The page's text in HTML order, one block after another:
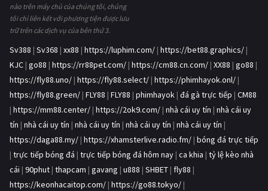
nào trên máy chủ của chúng tôi, chúng
tôi chỉ liên kết với phương tiện được lưu
trữ trên các dịch vụ của bên thứ 3.
Sv388 | Sv368 | xx88 | https://luphim.com/ | https://bet88.graphics/ |
KJC | go88 | https://rr88pet.com/ | https://cm88.cn.com/ | XX88 | go88 |
https://fly88.uno/ | https://fly88.select/ | https://phimhayok.onl/ |
https://fly88.green/ | FLY88 | FLY88 | phimhayok | đá gà trực tiếp | CM88
| https://mm88.center/ | https://2ok9.com/ | nhà cái uy tín | nhà cái uy
tín | nhà cái uy tín | nhà cái uy tín | nhà cái uy tín | nhà cái uy tín |
https://daga88.my/ | https://xhamsterlive.radio.fm/ | bóng đá trực tiếp
| trực tiếp bóng đá | trực tiếp bóng đá hôm nay | ca khia | tỷ lệ kèo nhà
cái | 90phut | thapcam | gavang | u888 | SHBET | fly88 |
https://keonhacaitop.com/ | https://go88.tokyo/ |